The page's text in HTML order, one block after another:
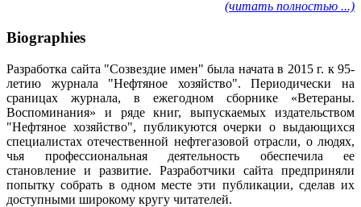
(читать полностью ...)
Biographies
Разработка сайта "Созвездие имен" была начата в 2015 г. к 95-
летию журнала "Нефтяное хозяйство". Периодически на
сраницах журнала, в ежегодном сборнике «Ветераны.
Воспоминания» и ряде книг, выпускаемых издательством
"Нефтяное хозяйство", публикуются очерки о выдающихся
специалистах отечественной нефтегазовой отрасли, о людях,
чья профессиональная деятельность обеспечила ее
становление и развитие. Разработчики сайта предприняли
попытку собрать в одном месте эти публикации, сделав их
доступными широкому кругу читателей.